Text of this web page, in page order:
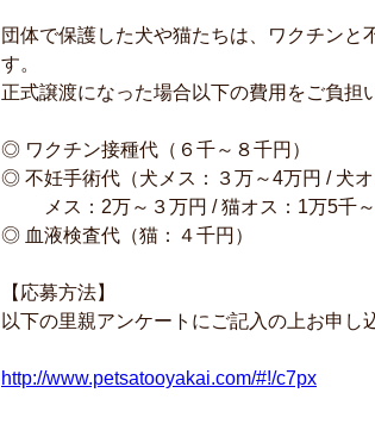
団体で保護した犬や猫たちは、ワクチンと
す。
正式譲渡になった場合以下の費用をご負
◎ ワクチン接種代（６千～８千円）
◎ 不妊手術代（犬メス：３万～4万円 / 犬
メス：2万～３万円 / 猫オス：1万5千～
◎ 血液検査代（猫：４千円）
【応募方法】
以下の里親アンケートにご記入の上お申し
http://www.petsatooyakai.com/#!/c7px